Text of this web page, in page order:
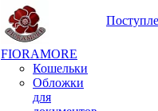
FIORAMORE
Кошельки
Обложки
для